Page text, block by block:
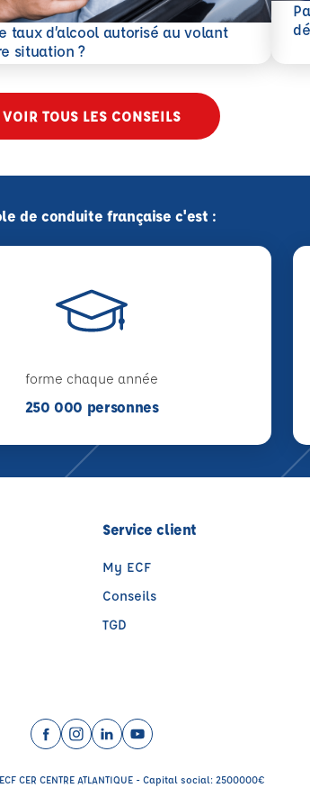
taux d’alcool autorisé au volant
situation ?
En
VOIR TOUS LES CONSEILS
de conduite française c'est :
forme chaque année
250 000 personnes
Service client
My ECF
Conseils
TGD
Facebook (nouvelle fenêtre)
Instagram (nouvelle fenêtre)
LinkedIn (nouvelle fenêtre)
YouTube (nouvelle
CER CENTRE ATLANTIQUE - Capital social: 2500000€